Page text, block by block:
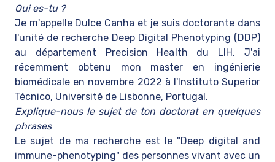
Qui es-tu ?
Je m'appelle Dulce Canha et je suis doctorante dans
l'unité de recherche Deep Digital Phenotyping (DDP)
au département Precision Health du LIH. J'ai
récemment obtenu mon master en ingénierie
biomédicale en novembre 2022 à l'Instituto Superior
Técnico, Université de Lisbonne, Portugal.
Explique-nous le sujet de ton doctorat en quelques
phrases
Le sujet de ma recherche est le "Deep digital and
immune-phenotyping" des personnes vivant avec un